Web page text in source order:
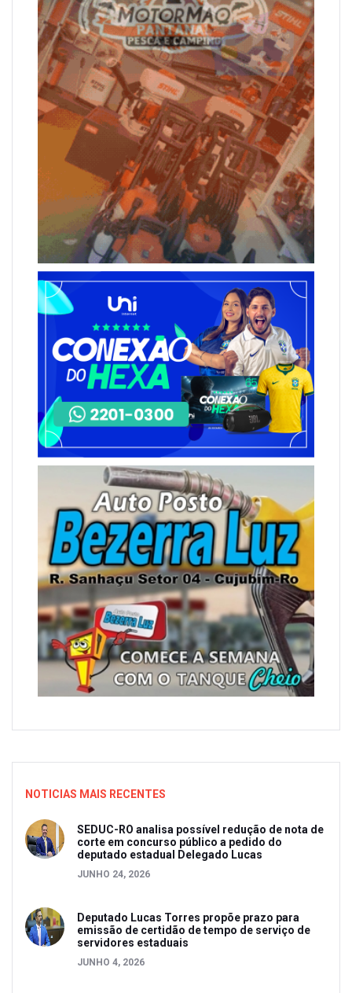
NOTICIAS MAIS RECENTES
SEDUC-RO analisa possível redução de nota de
corte em concurso público a pedido do
deputado estadual Delegado Lucas
JUNHO 24, 2026
Deputado Lucas Torres propõe prazo para
emissão de certidão de tempo de serviço de
servidores estaduais
JUNHO 4, 2026